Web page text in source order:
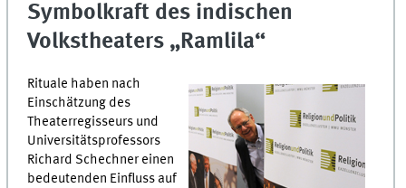
Symbolkraft des indischen
Volkstheaters „Ramlila“
Rituale haben nach
Einschätzung des
Theaterregisseurs und
Universitätsprofessors
Richard Schechner einen
bedeutenden Einfluss auf